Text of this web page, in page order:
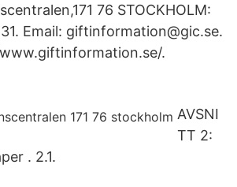
76 STOCKHOLM:
Email: giftinformation@gic.se.
.
AVSNI
TT 2:
. 2.1.